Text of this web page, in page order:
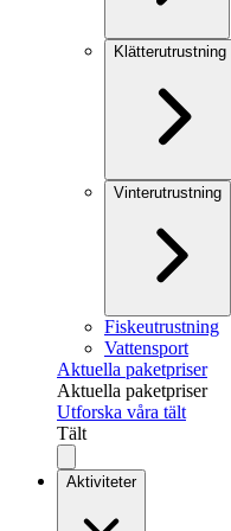
Klätterutrustning
Vinterutrustning
Fiskeutrustning
Vattensport
Aktuella paketpriser
Aktuella paketpriser
Utforska våra tält
Tält
Aktiviteter